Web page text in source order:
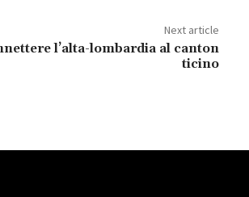
Next article
l’alta-lombardia al canton
ticino